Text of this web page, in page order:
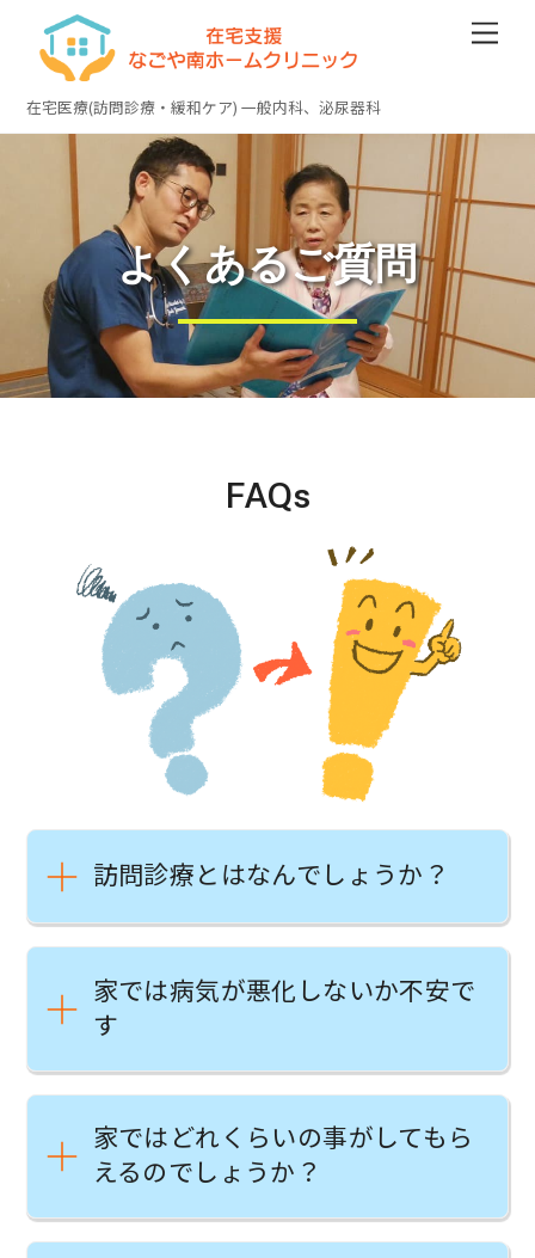
content
在宅医療(訪問診療・緩和ケア) 一般内科、泌尿器科
よくあるご質問
FAQs
訪問診療とはなんでしょうか？
家では病気が悪化しないか不安で
す
家ではどれくらいの事がしてもら
えるのでしょうか？